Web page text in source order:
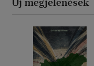
Új megjelenések